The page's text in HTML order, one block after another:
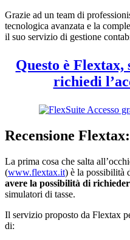
Grazie ad un team di
tecnologica avanzata e la
il suo servizio di gestione
Questo è
richiedi
Recensione
La prima cosa che salta
(www.flextax.it) è la possibilità
avere la possibilità di
simulatori di tasse.
Il servizio proposto da Flextax
di: